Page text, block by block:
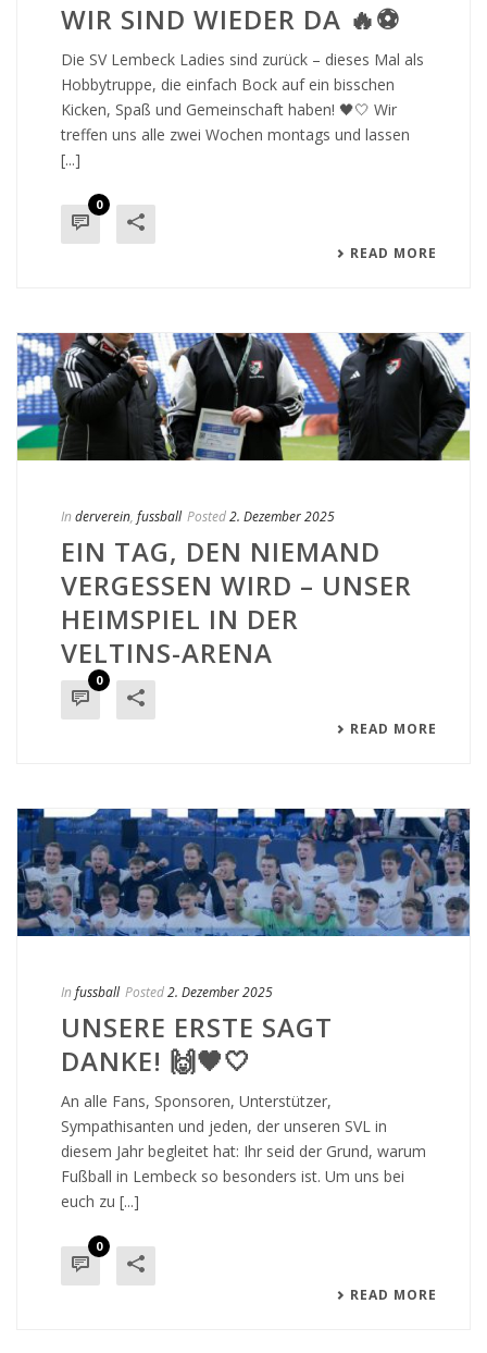
WIR SIND WIEDER DA 🔥⚽
Die SV Lembeck Ladies sind zurück – dieses Mal als
Hobbytruppe, die einfach Bock auf ein bisschen
Kicken, Spaß und Gemeinschaft haben! 🖤🤍 Wir
treffen uns alle zwei Wochen montags und lassen
[...]
0
READ MORE
In derverein, fussball Posted2. Dezember 2025
EIN TAG, DEN NIEMAND
VERGESSEN WIRD – UNSER
HEIMSPIEL IN DER
VELTINS-ARENA
0
READ MORE
In fussball Posted2. Dezember 2025
UNSERE ERSTE SAGT
DANKE! 🙌🖤🤍
An alle Fans, Sponsoren, Unterstützer,
Sympathisanten und jeden, der unseren SVL in
diesem Jahr begleitet hat: Ihr seid der Grund, warum
Fußball in Lembeck so besonders ist. Um uns bei
euch zu [...]
0
READ MORE